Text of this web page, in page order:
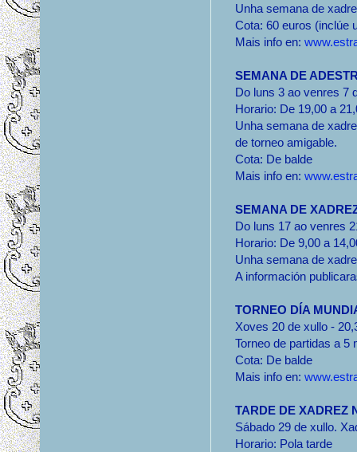
Unha semana de
Cota: 60 euros (inclúe
Mais info en:
SEMANA DE
Do luns 3 ao venres 7
Horario: De 19,00 a
Unha semana de
de torneo amigable.
Cota: De balde
Mais info en:
SEMANA DE
Do luns 17 ao venres
Horario: De 9,00 a
Unha semana de
A información
TORNEO DÍA
Xoves 20 de xullo -
Torneo de partidas a 5
Cota: De balde
Mais info en:
TARDE DE XADREZ
Sábado 29 de xullo.
Horario: Pola tarde